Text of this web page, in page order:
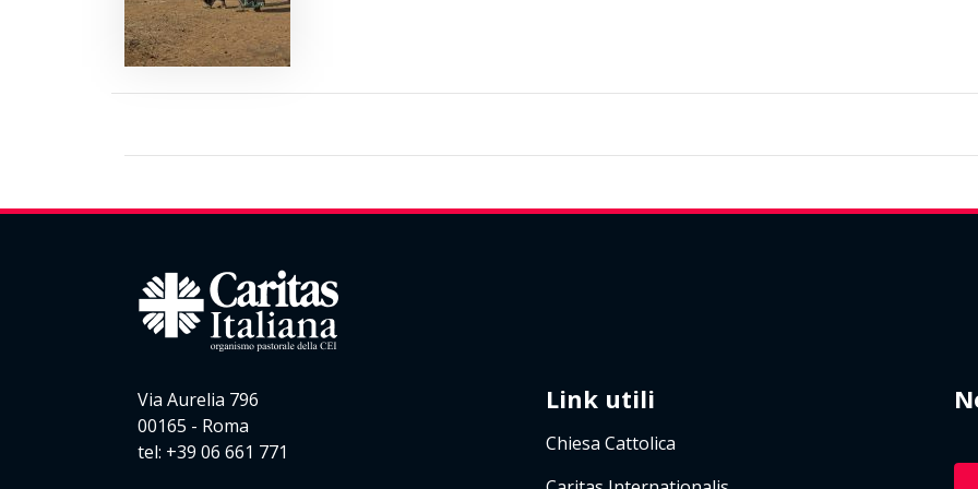
Via Aurelia 796
00165 - Roma
tel: +39 06 661 771
Link utili
Chiesa Cattolica